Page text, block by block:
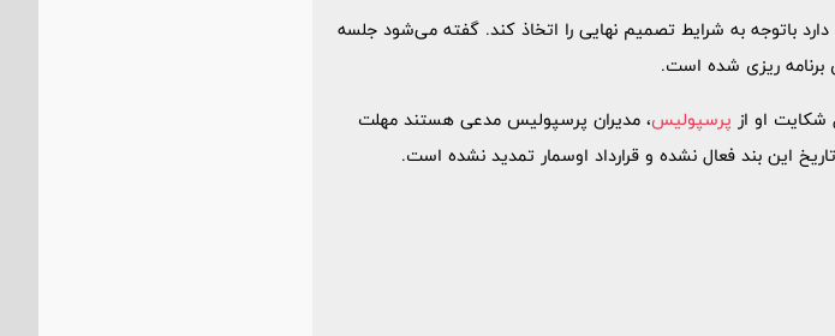
دارد باتوجه به شرایط تصمیم نهایی را اتخاذ کند. گفته می‌شود جلسه
ریزی شده است.
او از پرسپولیس، مدیران پرسپولیس مدعی هستند مهلت
این بند فعال نشده و قرارداد اوسمار تمدید نشده است.